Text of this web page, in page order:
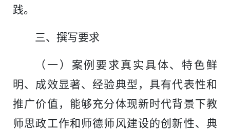
践。
三、撰写要求
（一）案例要求真实具体、特色鲜
明、成效显著、经验典型，具有代表性和
推广价值，能够充分体现新时代背景下教
师思政工作和师德师风建设的创新性、典